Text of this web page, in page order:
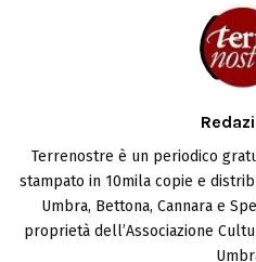
Terrenostre è un periodico
stampato in 10mila copie e
Umbra, Bettona, Cannara e
proprietà dell’Associazione